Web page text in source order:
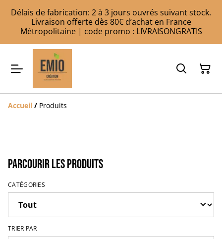
Délais de fabrication: 2 à 3 jours ouvrés suivant stock.
Livraison offerte dès 80€ d’achat en France
Métropolitaine | code promo : LIVRAISONGRATIS
Accueil / Produits
Parcourir les produits
CATÉGORIES
TRIER PAR